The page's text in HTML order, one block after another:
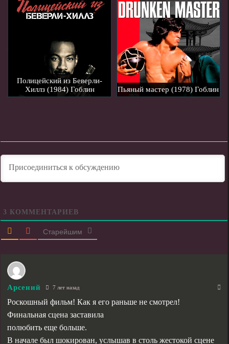
Полицейский из Беверли-
Хиллз (1984) Гоблин
Пьяный мастер (1978) Гоблин
3 КОММЕНТАРИЕВ
Старейшим
Арсений 7 лет назад
Роскошный фильм! Как я его раньше не смотрел!
Финальная сцена заставила
полюбить еще больше.
В начале был шокирован, услышав в столь жестокой сцене